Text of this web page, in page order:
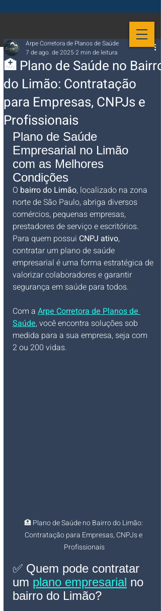
🏥 Plano de Saúde no Bairro
do Limão: Contratação
para Empresas, CNPJs e
Profissionais
Arpe Corretora de Planos de Saúde
7 de ago. de 2025 2 min de leitura
Plano de Saúde
Empresarial no Limão
com as Melhores
Condições
O bairro do Limão, localizado na zona
norte de São Paulo, abriga diversos
comércios, pequenas empresas,
prestadores de serviço e escritórios.
Para quem possui CNPJ ativo,
contratar um plano de saúde
empresarial é uma forma estratégica de
valorizar colaboradores e garantir
segurança em saúde para todos.
Com a Arpe Corretora de Planos de
Saúde, você encontra soluções sob
medida para a sua empresa, seja com
2 ou 200 vidas.
🏥 Plano de Saúde no Bairro do Limão:
Contratação para Empresas, CNPJs e
Profissionais
✅ Quem pode contratar
um plano empresarial no
bairro do Limão?